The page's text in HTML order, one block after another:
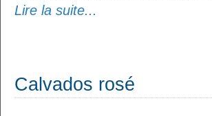
Lire la suite...
Calvados rosé